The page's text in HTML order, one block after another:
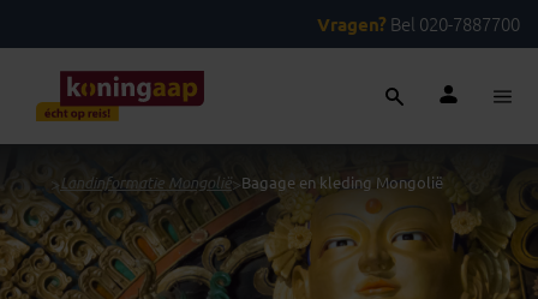
Vragen? Bel 020-7887700
> Landinformatie Mongolië>Bagage en kleding Mongolië